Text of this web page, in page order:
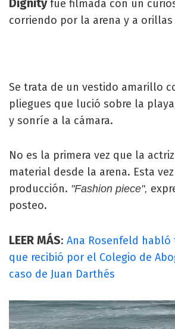
fue filmada con un
corriendo por la arena y a orillas
Se trata de un vestido amarillo
pliegues que lució sobre la
y sonríe a la cámara.
No es la primera vez que la
material desde la arena. Esta
producción. "Fashion piece",
posteo.
LEER MÁS: Ana Rosenfeld habló
que recibió por el Colegio de
caso de Juan Darthés